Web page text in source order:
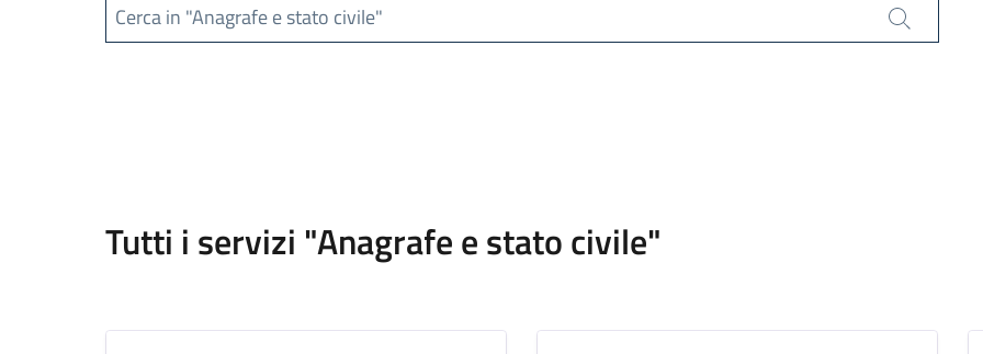
Cerca in "Anagrafe e stato civile"
Cerca
Tutti i servizi "Anagrafe e stato civile"